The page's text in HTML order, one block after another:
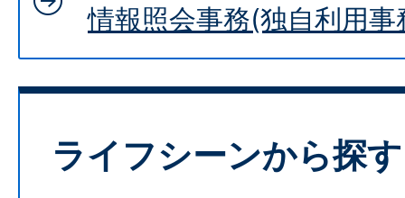
情報照会事務(独自利用
ライフシーンから探す